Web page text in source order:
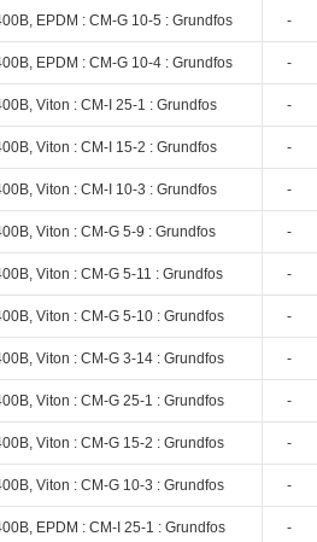
EPDM : CM-G 10-5 : Grundfos -
EPDM : CM-G 10-4 : Grundfos -
Viton : CM-I 25-1 : Grundfos -
Viton : CM-I 15-2 : Grundfos -
Viton : CM-I 10-3 : Grundfos -
Viton : CM-G 5-9 : Grundfos -
Viton : CM-G 5-11 : Grundfos -
Viton : CM-G 5-10 : Grundfos -
Viton : CM-G 3-14 : Grundfos -
Viton : CM-G 25-1 : Grundfos -
Viton : CM-G 15-2 : Grundfos -
Viton : CM-G 10-3 : Grundfos -
EPDM : CM-I 25-1 : Grundfos -